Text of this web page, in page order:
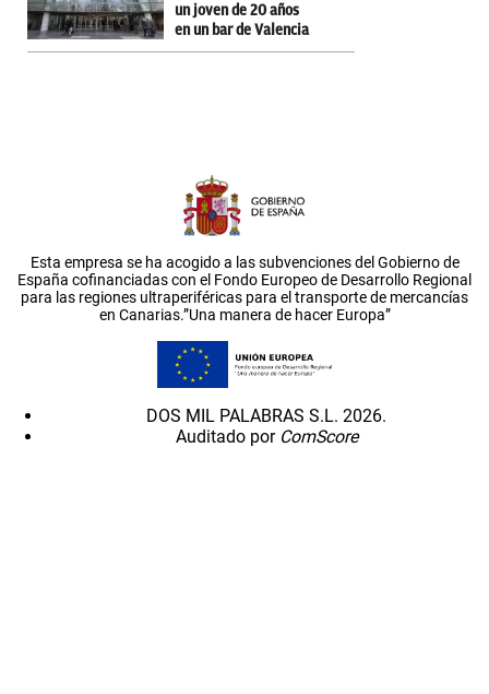
un joven de 20 años
en un bar de Valencia
Esta empresa se ha acogido a las subvenciones del Gobierno de
España cofinanciadas con el Fondo Europeo de Desarrollo Regional
para las regiones ultraperiféricas para el transporte de mercancías
en Canarias.”Una manera de hacer Europa”
DOS MIL PALABRAS S.L. 2026.
Auditado por ComScore